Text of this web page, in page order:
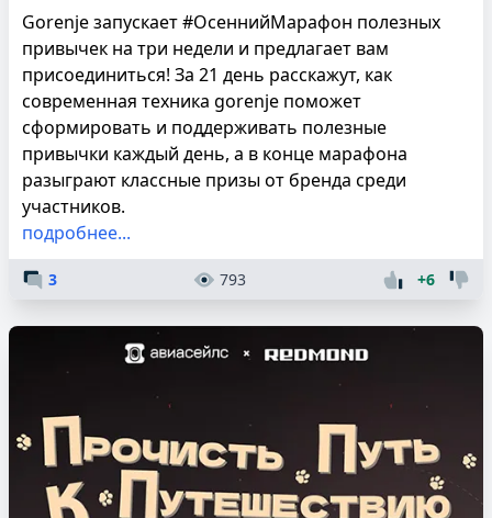
Gorenje запускает #ОсеннийМарафон полезных
привычек на три недели и предлагает вам
присоединиться! За 21 день расскажут, как
современная техника gorenje поможет
сформировать и поддерживать полезные
привычки каждый день, а в конце марафона
разыграют классные призы от бренда среди
участников.
подробнее...
3 793 +6